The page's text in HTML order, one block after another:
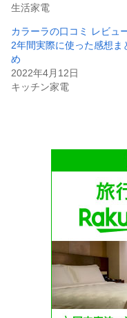
生活家電
カラーラの口コミ レビュ
2年間実際に使った感想ま
め
2022年4月12日
キッチン家電